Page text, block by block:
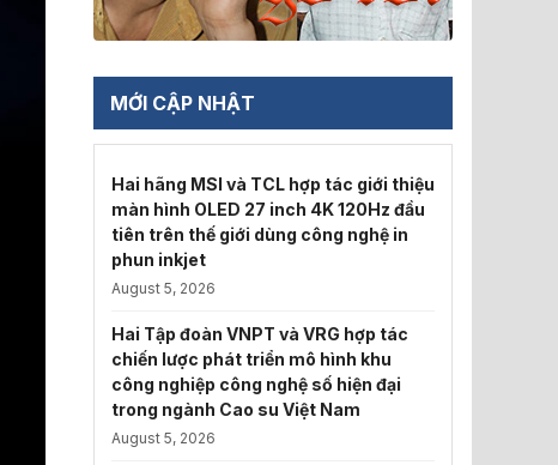
MỚI CẬP NHẬT
Hai hãng MSI và TCL hợp tác giới thiệu
màn hình OLED 27 inch 4K 120Hz đầu
tiên trên thế giới dùng công nghệ in
phun inkjet
August 5, 2026
Hai Tập đoàn VNPT và VRG hợp tác
chiến lược phát triển mô hình khu
công nghiệp công nghệ số hiện đại
trong ngành Cao su Việt Nam
August 5, 2026